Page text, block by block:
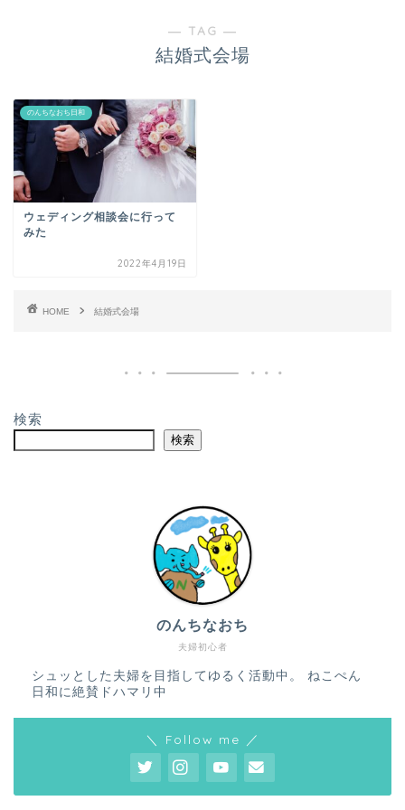
― TAG ―
結婚式会場
のんちなおち日和
ウェディング相談会に行って
みた
2022年4月19日
HOME 結婚式会場
検索
検索
夫婦初心者
のんちなおち
シュッとした夫婦を目指してゆるく活動中。 ねこぺん
日和に絶賛ドハマリ中
＼ Follow me ／